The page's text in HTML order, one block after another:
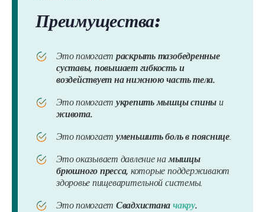
Преимущества:
Это помогает раскрыть тазобедренные
суставы, повышает гибкость и
воздействует на нижнюю часть тела.
Это помогает укрепить мышцы спины и
живота.
Это помогает уменьшить боль в пояснице.
Это оказывает давление намышцы
брюшного пресса, которые поддерживают
здоровье пищеварительной системы.
Это помогает Свадхистаначакру.